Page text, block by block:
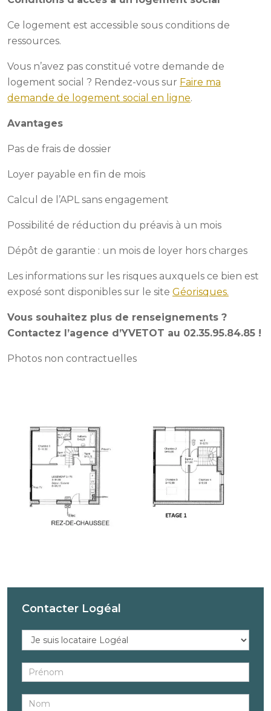
Ce logement est accessible sous conditions de
ressources.
Vous n’avez pas constitué votre demande de
logement social ? Rendez-vous sur Faire ma
demande de logement social en ligne.
Avantages
Pas de frais de dossier
Loyer payable en fin de mois
Calcul de l’APL sans engagement
Possibilité de réduction du préavis à un mois
Dépôt de garantie : un mois de loyer hors charges
Les informations sur les risques auxquels ce bien est
exposé sont disponibles sur le site Géorisques.
Vous souhaitez plus de renseignements ?
Contactez l’agence d’YVETOT au 02.35.95.84.85 !
Photos non contractuelles
Contacter Logéal
Réponse
au
bien